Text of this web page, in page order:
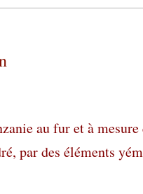
au fur et à
par des éléments